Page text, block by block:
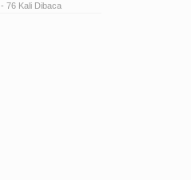
- 76 Kali Dibaca